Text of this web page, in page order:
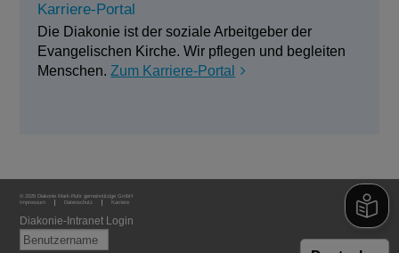
Karriere-Portal
Die Diakonie ist der soziale Arbeitgeber der
Evangelischen Kirche. Wir pflegen und begleiten
Menschen.Zum Karriere-Portal
© 2026 Diakonie Mark-Ruhr gemeinnützige GmbH
Impressum
Datenschutz Karriere
Diakonie-Intranet Login